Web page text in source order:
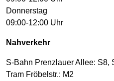
Donnerstag
09:00-12:00 Uhr
Nahverkehr
S-Bahn Prenzlauer Allee: S8,
Tram Fröbelstr.: M2